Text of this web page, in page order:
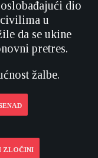
dio
u
da se ukine
pretres.
žalbe.
ZLOČINI